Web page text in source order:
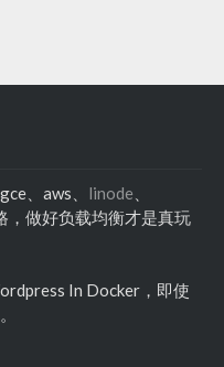
、aws、 linode
，做好负载均衡才是真玩
In Docker，即使